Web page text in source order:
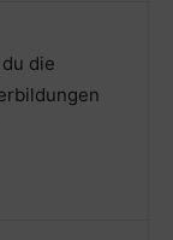
die